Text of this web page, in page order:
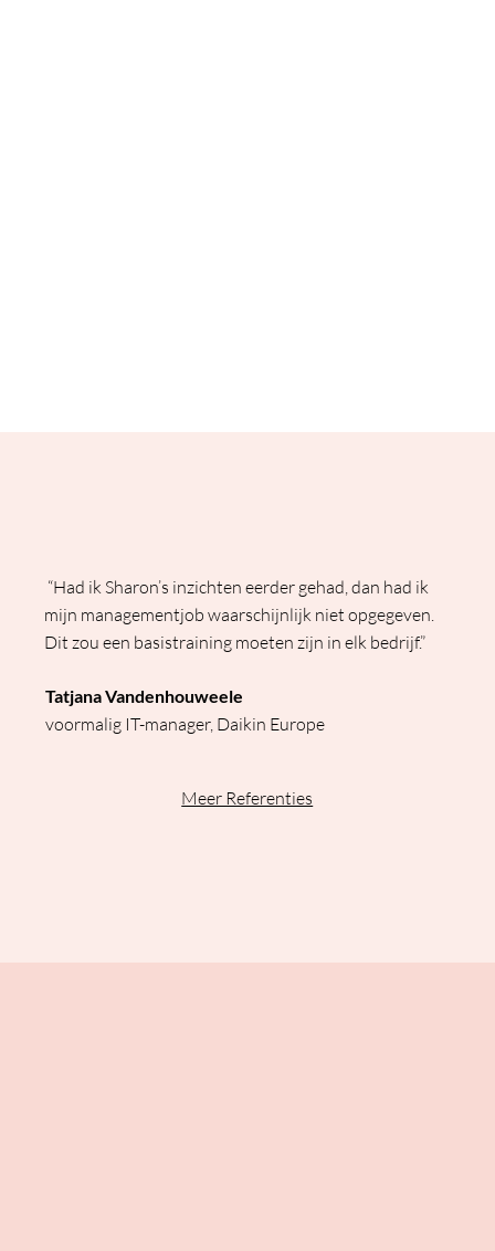
“Had ik Sharon’s inzichten eerder gehad, dan had ik
mijn managementjob waarschijnlijk niet opgegeven.
Dit zou een basistraining moeten zijn in elk bedrijf.”
Tatjana Vandenhouweele
voormalig IT-manager, Daikin Europe
Meer Referenties